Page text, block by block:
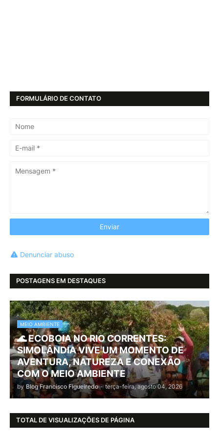
FORMULÁRIO DE CONTATO
Denunciar abuso
POSTAGENS EM DESTAQUES
MEIO AMBIENTE
🌊 ECOBOIA NO RIO CORRENTES:
SIMOLÂNDIA VIVE UM MOMENTO DE
AVENTURA, NATUREZA E CONEXÃO
COM O MEIO AMBIENTE
by Blog Francisco Figueiredo - terça-feira, agosto 04, 2026
TOTAL DE VISUALIZAÇÕES DE PÁGINA